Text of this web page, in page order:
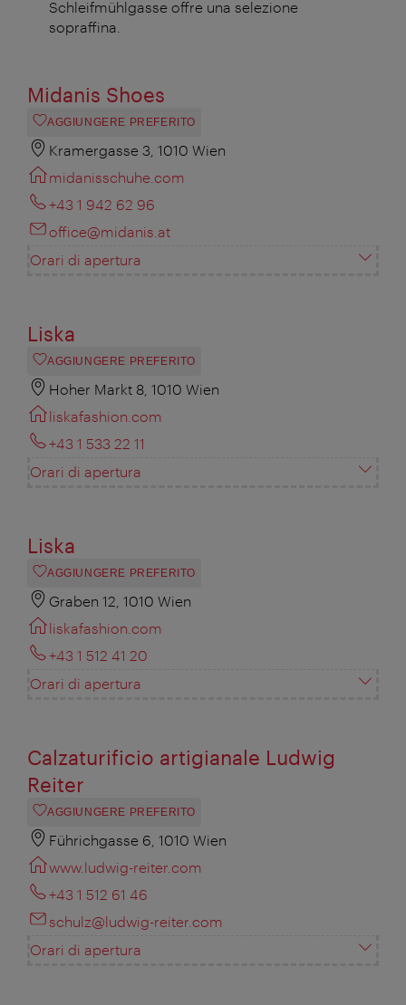
Schleifmühlgasse offre una selezione
sopraffina.
Midanis Shoes
AGGIUNGERE PREFERITO
Kramergasse 3, 1010 Wien
midanisschuhe.com
+43 1 942 62 96
office@midanis.at
Orari di apertura
Liska
AGGIUNGERE PREFERITO
Hoher Markt 8, 1010 Wien
liskafashion.com
+43 1 533 22 11
Orari di apertura
Liska
AGGIUNGERE PREFERITO
Graben 12, 1010 Wien
liskafashion.com
+43 1 512 41 20
Orari di apertura
Calzaturificio artigianale Ludwig
Reiter
AGGIUNGERE PREFERITO
Führichgasse 6, 1010 Wien
www.ludwig-reiter.com
+43 1 512 61 46
schulz@ludwig-reiter.com
Orari di apertura